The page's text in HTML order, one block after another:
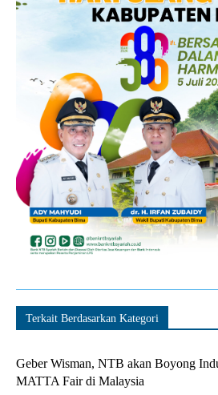
Terkait Berdasarkan Kategori
Geber Wisman, NTB akan Boyong
MATTA Fair di Malaysia